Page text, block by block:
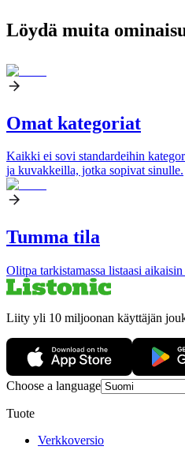
Löydä muita
Omat kategoriat
Kaikki ei sovi standardeihin
ja kuvakkeilla, jotka sopivat sinulle.
Tumma tila
Olitpa tarkistamassa listaasi
Liity yli 10 miljoonan käyttäjän
Choose a language
Tuote
Verkkoversio